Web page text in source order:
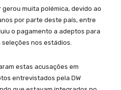
muita polémica, devido ao
por parte deste país, entre
o pagamento a adeptos para
nos estádios.
estas acusações em
entrevistados pela DW